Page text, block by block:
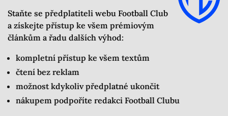
Staňte se předplatiteli webu Football Club
a získejte přístup ke všem prémiovým
článkům a řadu dalších výhod:
kompletní přístup ke všem textům
čtení bez reklam
možnost kdykoliv předplatné ukončit
nákupem podpoříte redakci Football Clubu